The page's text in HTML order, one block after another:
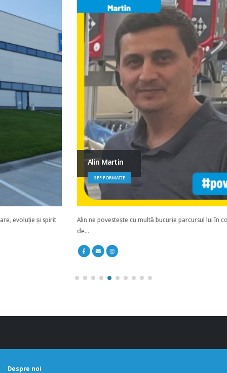
Alin Martin
Alin ne povestește cu multă bucurie parcursul lui în compania Bilstein și plăcerea
Despre noi